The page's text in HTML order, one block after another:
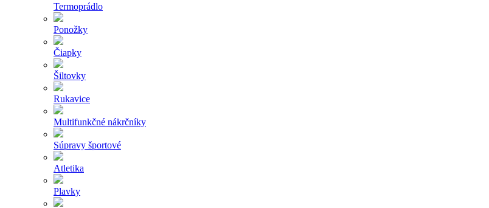
Termoprádlo
Ponožky
Čiapky
Šiltovky
Rukavice
Multifunkčné nákrčníky
Súpravy športové
Atletika
Plavky